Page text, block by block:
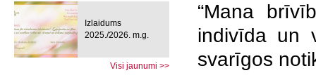
Izlaidums
2025./2026. m.g.
Visi jaunumi >>
“Mana
indivīda un
svarīgos